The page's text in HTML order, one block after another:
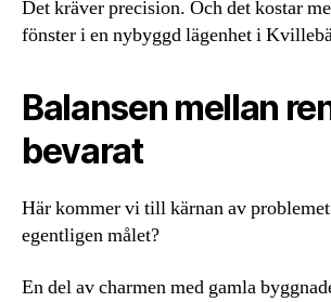
Det kräver precision. Och det kostar
fönster i en nybyggd lägenhet i
Balansen mellan
bevarat
Här kommer vi till kärnan av
egentligen målet?
En del av charmen med gamla